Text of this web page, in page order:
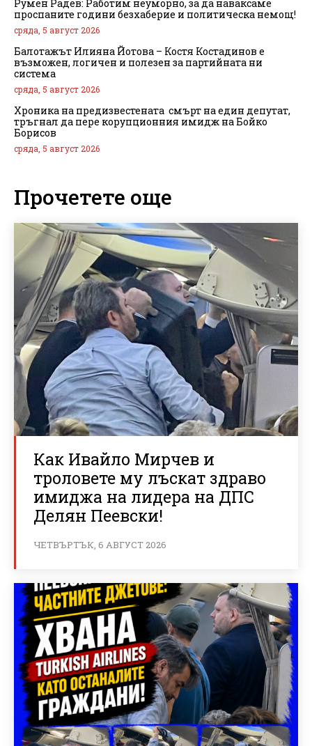
Румен Радев: Работим неуморно, за да наваксаме
проспаните години безхаберие и политическа немощ!
сряда, 5 август 2026
Балотажът Илияна Йотова – Костя Костадинов е
възможен, логичен и полезен за партийната ни
система
сряда, 5 август 2026
Хроника на предизвестената смърт на един депутат,
тръгнал да пере корупционния имидж на Бойко
Борисов
сряда, 5 август 2026
Прочетете още
Как Ивайло Мирчев и
троловете му лъскат здраво
имиджа на лидера на ДПС
Делян Пеевски!
ЧЕТВЪРТЪК, 6 АВГУСТ 2026